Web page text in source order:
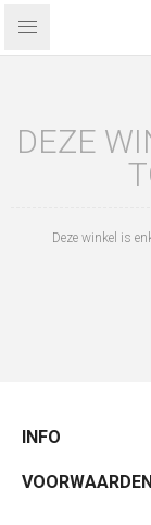
DEZE
Deze winkel is
INFO